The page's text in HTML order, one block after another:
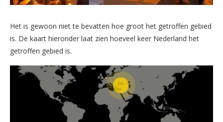
Het is gewoon niet te bevatten hoe groot het getroffen gebied
is. De kaart hieronder laat zien hoeveel keer Nederland het
getroffen gebied is.